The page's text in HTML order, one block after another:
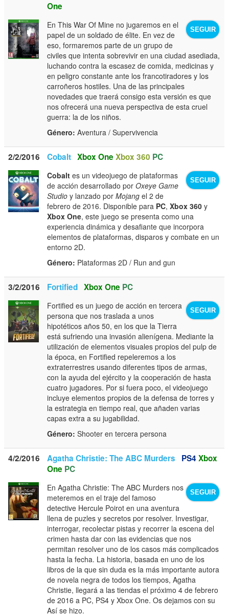
One
SEGUIR
En This War Of Mine no jugaremos en el
papel de un soldado de élite. En vez de
eso, formaremos parte de un grupo de
civiles que intenta sobrevivir en una ciudad asediada,
luchando contra la escasez de comida, medicinas y
en peligro constante ante los francotiradores y los
carroñeros hostiles. Una de las principales
novedades que traerá consigo esta versión es que
nos ofrecerá una nueva perspectiva de esta cruel
guerra: la de los niños.
Género: Aventura / Supervivencia
2/2/2016 Cobalt Xbox One Xbox 360 PC
SEGUIR
Cobalt es un videojuego de plataformas
de acción desarrollado porOxeye Game
Studio y lanzado porMojang el 2 de
febrero de 2016. Disponible para PC,Xbox 360 y
Xbox One, este juego se presenta como una
experiencia dinámica y desafiante que incorpora
elementos de plataformas, disparos y combate en un
entorno 2D.
Género: Plataformas 2D / Run and gun
3/2/2016 Fortified Xbox One PC
SEGUIR
Fortified es un juego de acción en tercera
persona que nos traslada a unos
hipotéticos años 50, en los que la Tierra
está sufriendo una invasión alienígena. Mediante la
utilización de elementos visuales propios del pulp de
la época, en Fortified repeleremos a los
extraterrestres usando diferentes tipos de armas,
con la ayuda del ejército y la cooperación de hasta
cuatro jugadores. Por si fuera poco, el videojuego
incluye elementos propios de la defensa de torres y
la estrategia en tiempo real, que añaden varias
capas extra a su jugabilidad.
Género: Shooter en tercera persona
4/2/2016 Agatha Christie: The ABC Murders PS4 Xbox
One PC
SEGUIR
En Agatha Christie: The ABC Murders nos
meteremos en el traje del famoso
detective Hercule Poirot en una aventura
llena de puzles y secretos por resolver. Investigar,
interrogar, recolectar pistas y recorrer la escena del
crimen hasta dar con las evidencias que nos
permitan resolver uno de los casos más complicados
hasta la fecha. La historia, basada en uno de los
libros de la que sin duda es la más importante autora
de novela negra de todos los tiempos, Agatha
Christie, llegará a las tiendas el próximo 4 de febrero
de 2016 a PC, PS4 y Xbox One. Os dejamos con su
Así se hizo.